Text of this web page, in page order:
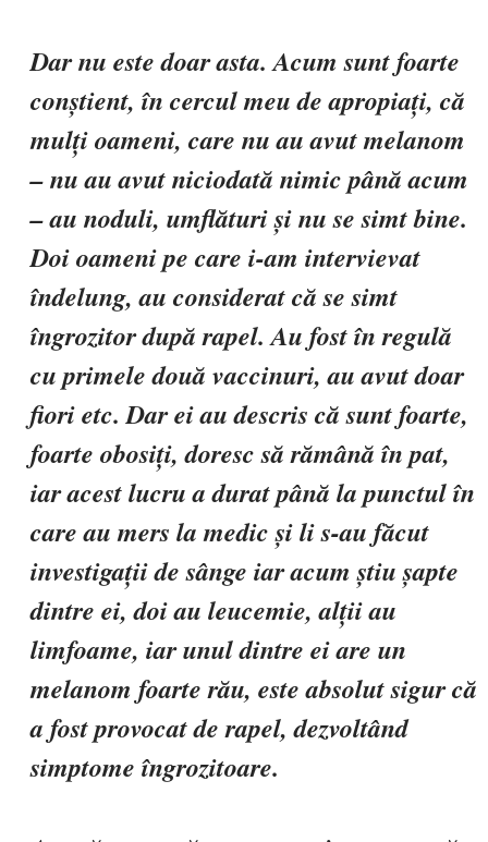
Dar nu este doar asta. Acum sunt foarte
conștient, în cercul meu de apropiați, că
mulți oameni, care nu au avut melanom
– nu au avut niciodată nimic până acum
– au noduli, umflături și nu se simt bine.
Doi oameni pe care i-am intervievat
îndelung, au considerat că se simt
îngrozitor după rapel. Au fost în regulă
cu primele două vaccinuri, au avut doar
fiori etc. Dar ei au descris că sunt foarte,
foarte obosiți, doresc să rămână în pat,
iar acest lucru a durat până la punctul în
care au mers la medic și li s-au făcut
investigații de sânge iar acum știu șapte
dintre ei, doi au leucemie, alții au
limfoame, iar unul dintre ei are un
melanom foarte rău, este absolut sigur că
a fost provocat de rapel, dezvoltând
simptome îngrozitoare.